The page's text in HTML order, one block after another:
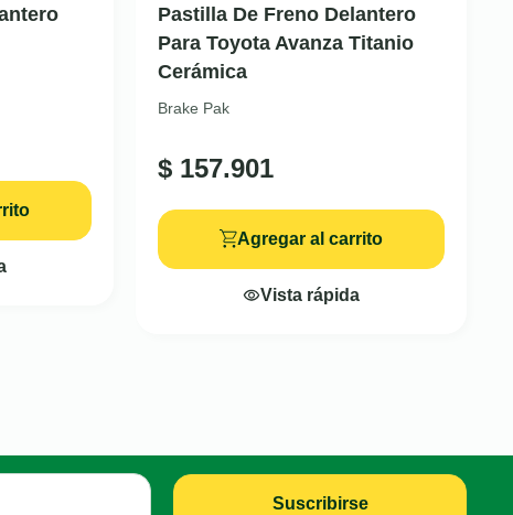
Pastilla De Freno Delantero
Para Toyota Avanza Titanio
Cerámica
Brake Pak
$ 157.901
Agregar al carrito
Vista rápida
Suscribirse